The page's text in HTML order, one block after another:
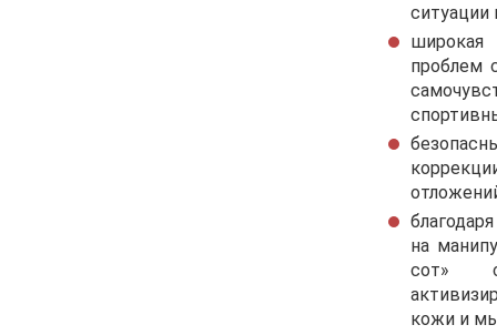
проблем
на
сот»